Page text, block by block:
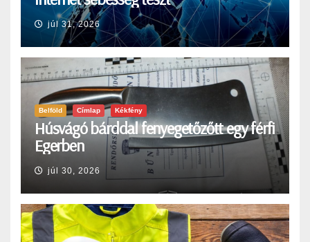
júl 31, 2026
Belföld Címlap Kékfény
Húsvágó bárddal fenyegetőzőtt egy férfi
Egerben
júl 30, 2026